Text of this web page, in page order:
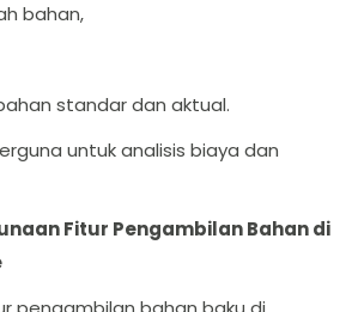
bahan,
standar dan aktual.
untuk analisis biaya dan
Fitur Pengambilan Bahan di